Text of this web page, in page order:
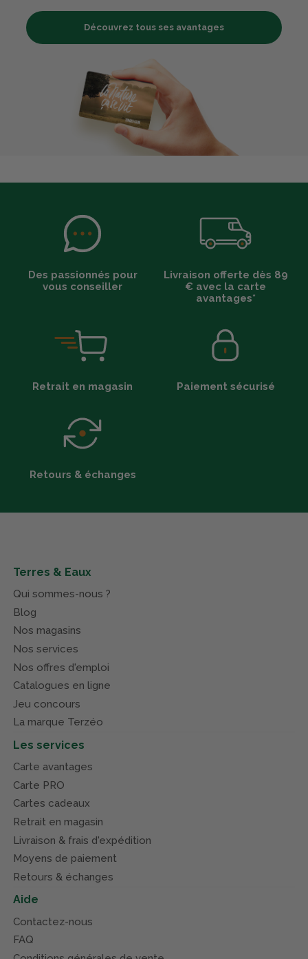
Découvrez tous ses avantages
Des passionnés pour
vous conseiller
Livraison offerte dès 89
€ avec la carte
avantages*
Retrait en magasin Paiement sécurisé
Retours & échanges
Terres & Eaux
Qui sommes-nous ?
Blog
Nos magasins
Nos services
Nos offres d'emploi
Catalogues en ligne
Jeu concours
La marque Terzéo
Les services
Carte avantages
Carte PRO
Cartes cadeaux
Retrait en magasin
Livraison & frais d'expédition
Moyens de paiement
Retours & échanges
Aide
Contactez-nous
FAQ